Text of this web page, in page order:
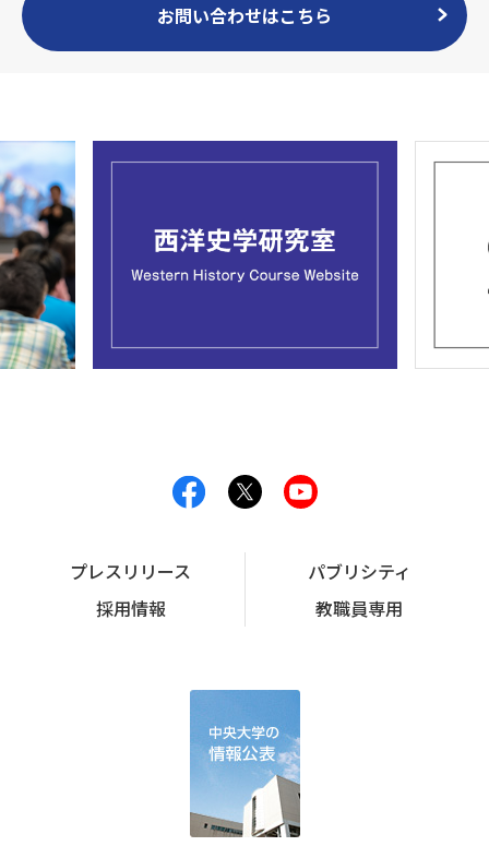
お問い合わせはこちら
プレスリリース
パブリシティ
採用情報
教職員専用